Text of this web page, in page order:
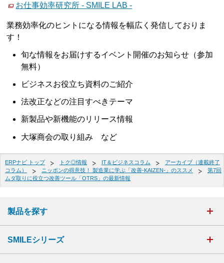
お仕事効率研究所 - SMILE LAB -
業務効率化のヒントになる情報を幅広く発信しておりま
す！
旬な情報をお届けするイベント開催のお知らせ（参加
無料）
ビジネスお役立ち資料のご紹介
法改正などの注目すべきテーマ
新製品や新機能のリリース情報
大塚商会の取り組み など
ERPナビ トップ トク◎情報 IT＆ビジネスコラム
アーカイブ（連載終了
コラム）
ニッポンの得意技！ 製造業に学ぶ「改善-KAIZEN-」のススメ
第7回
ムダ取りに役立つ改善ツール「OTRS」の最新情報
製品を探す
SMILEシリーズ